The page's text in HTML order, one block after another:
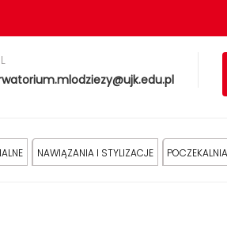
NAWIĄZANIA I STYLIZACJE